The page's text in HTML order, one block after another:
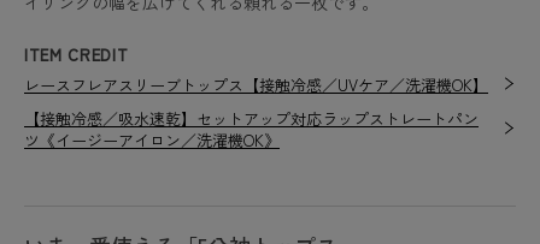
ITEM CREDIT
レースフレアスリーブトップス【接触冷感／UVケア／洗濯機OK】
【接触冷感／吸水速乾】セットアップ対応ラップストレートパン
ツ《イージーアイロン／洗濯機OK》